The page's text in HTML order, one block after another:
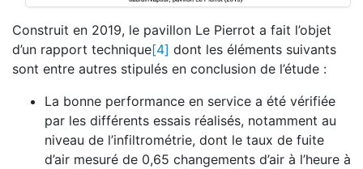
Construit en 2019, le pavillon Le Pierrot a fait l’objet
d’un rapport technique[4] dont les éléments suivants
sont entre autres stipulés en conclusion de l’étude :
La bonne performance en service a été vérifiée
par les différents essais réalisés, notamment au
niveau de l’infiltrométrie, dont le taux de fuite
d’air mesuré de 0,65 changements d’air à l’heure à